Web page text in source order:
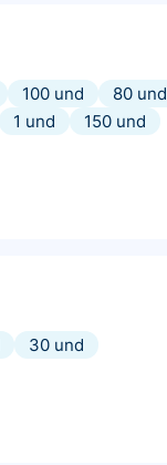
100 und
80 und
1 und
150 und
30 und